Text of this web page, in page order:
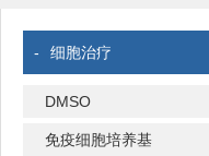
- 细胞治疗
DMSO
免疫细胞培养基